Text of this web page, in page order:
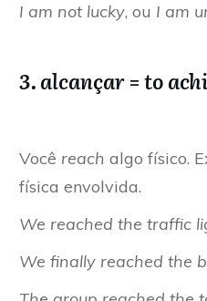
I am not lucky, ou I am
3. alcançar=to
Você reach algo físico.
física envolvida.
We reached the traffic
We finally reached the